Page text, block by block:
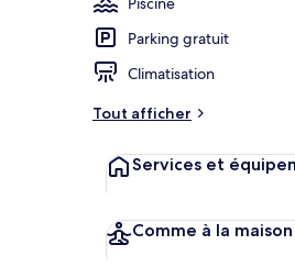
Parking gratuit
Climatisation
Tout afficher
Services et
Comme à la maison